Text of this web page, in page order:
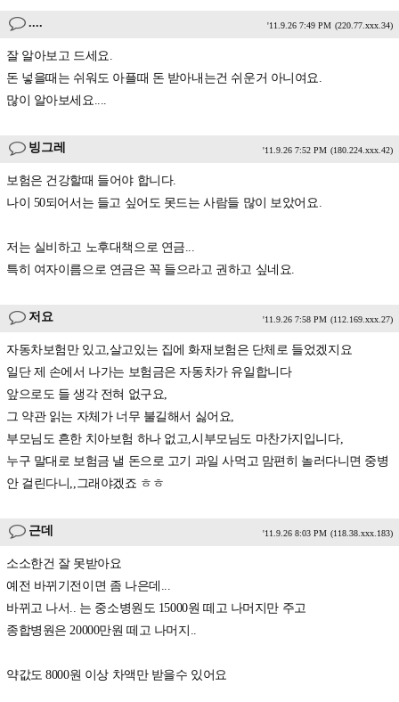
.... '11.9.26 7:49 PM (220.77.xxx.34)
잘 알아보고 드세요.
돈 넣을때는 쉬워도 아플때 돈 받아내는건 쉬운거 아니여요.
많이 알아보세요....
빙그레 '11.9.26 7:52 PM (180.224.xxx.42)
보험은 건강할때 들어야 합니다.
나이 50되어서는 들고 싶어도 못드는 사람들 많이 보았어요.
저는 실비하고 노후대책으로 연금...
특히 여자이름으로 연금은 꼭 들으라고 권하고 싶네요.
저요 '11.9.26 7:58 PM (112.169.xxx.27)
자동차보험만 있고,살고있는 집에 화재보험은 단체로 들었겠지요
일단 제 손에서 나가는 보험금은 자동차가 유일합니다
앞으로도 들 생각 전혀 없구요,
그 약관 읽는 자체가 너무 불길해서 싫어요,
부모님도 흔한 치아보험 하나 없고,시부모님도 마찬가지입니다,
누구 말대로 보험금 낼 돈으로 고기 과일 사먹고 맘편히 놀러다니면 중병
안 걸린다니,,그래야겠죠 ㅎㅎ
근데 '11.9.26 8:03 PM (118.38.xxx.183)
소소한건 잘 못받아요
예전 바뀌기전이면 좀 나은데...
바뀌고 나서.. 는 중소병원도 15000원 떼고 나머지만 주고
종합병원은 20000만원 떼고 나머지..
약값도 8000원 이상 차액만 받을수 있어요